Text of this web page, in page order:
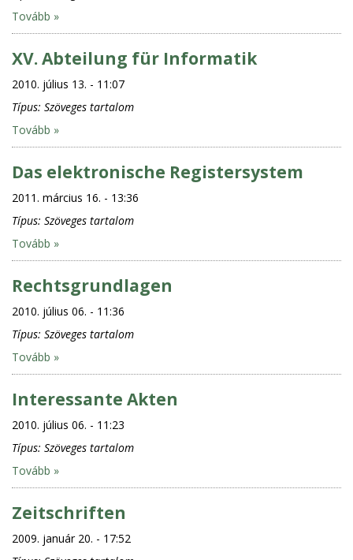
Tovább »
XV. Abteilung für Informatik
2010. július 13. - 11:07
Típus: Szöveges tartalom
Tovább »
Das elektronische Registersystem
2011. március 16. - 13:36
Típus: Szöveges tartalom
Tovább »
Rechtsgrundlagen
2010. július 06. - 11:36
Típus: Szöveges tartalom
Tovább »
Interessante Akten
2010. július 06. - 11:23
Típus: Szöveges tartalom
Tovább »
Zeitschriften
2009. január 20. - 17:52